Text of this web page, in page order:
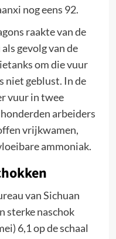
nog eens 92.
raakte van de
gevolg van de
om die vuur
niet geblust. In de
vuur in twee
arbeiders
vrijkwamen,
ammoniak.
van Sichuan
sterke naschok
6,1 op de schaal